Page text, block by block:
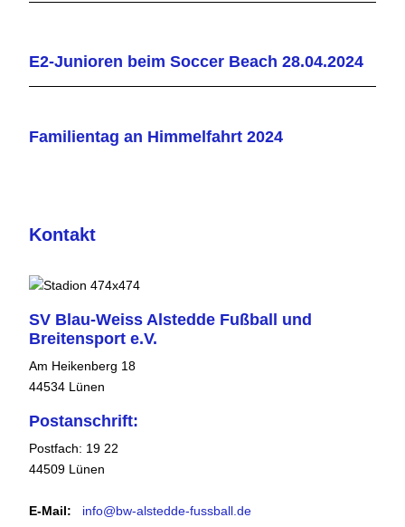
E2-Junioren beim Soccer Beach 28.04.2024
Familientag an Himmelfahrt 2024
Kontakt
SV Blau-Weiss Alstedde Fußball und
Breitensport e.V.
Am Heikenberg 18
44534 Lünen
Postanschrift:
Postfach: 19 22
44509 Lünen
E-Mail: info@bw-alstedde-fussball.de